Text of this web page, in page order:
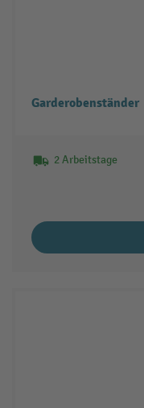
Garderobenständer
2 Arbeitstage